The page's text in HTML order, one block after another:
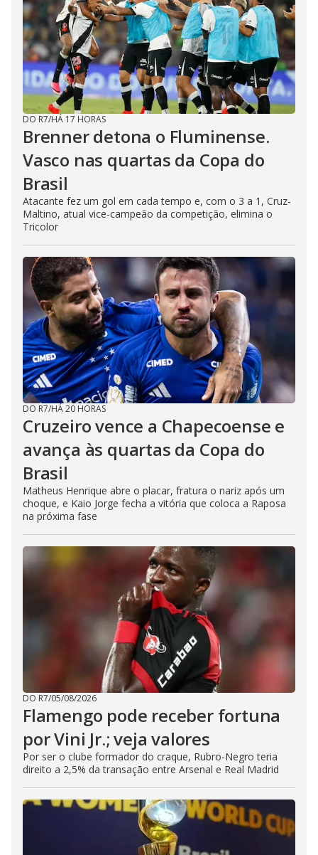
DO R7/HÁ 17 HORAS
Brenner detona o Fluminense.
Vasco nas quartas da Copa do
Brasil
Atacante fez um gol em cada tempo e, com o 3 a 1, Cruz-
Maltino, atual vice-campeão da competição, elimina o
Tricolor
DO R7/HÁ 20 HORAS
Cruzeiro vence a Chapecoense e
avança às quartas da Copa do
Brasil
Matheus Henrique abre o placar, fratura o nariz após um
choque, e Kaio Jorge fecha a vitória que coloca a Raposa
na próxima fase
DO R7/05/08/2026
Flamengo pode receber fortuna
por Vini Jr.; veja valores
Por ser o clube formador do craque, Rubro-Negro teria
direito a 2,5% da transação entre Arsenal e Real Madrid